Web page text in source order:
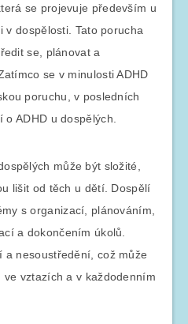
se projevuje především u
dospělosti. Tato porucha
se, plánovat a
se v minulosti ADHD
poruchu, v posledních
ADHD u dospělých.
může být složité,
lišit od těch u dětí. Dospělí
s organizací, plánováním,
a dokončením úkolů.
a nesoustředění, což může
vztazích a v každodenním